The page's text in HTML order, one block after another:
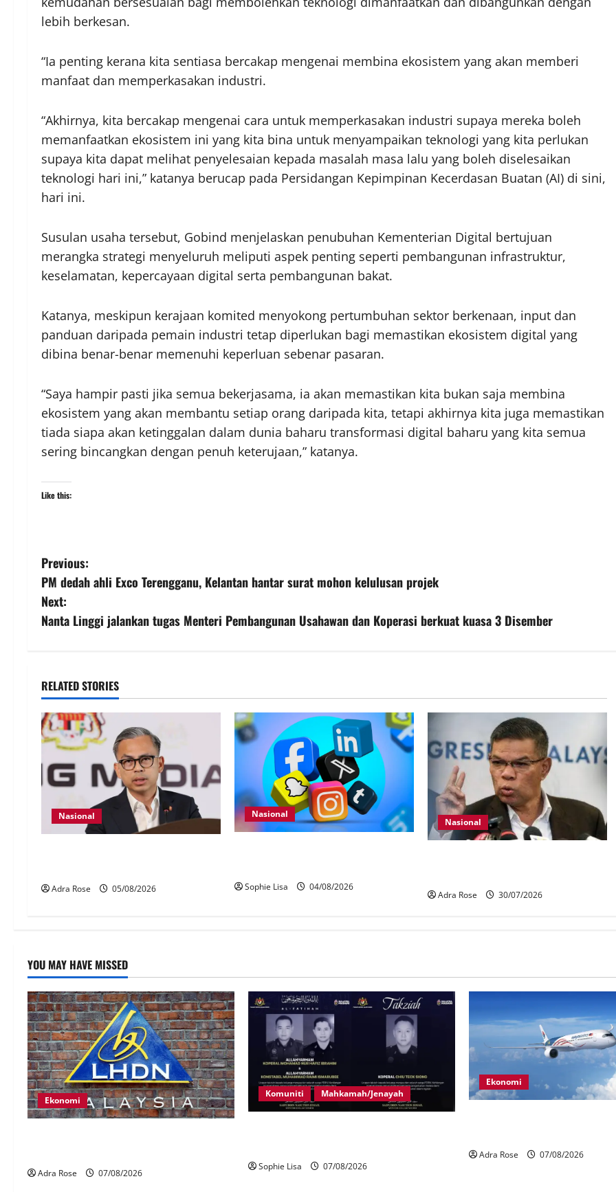
lebih berkesan.
“Ia penting kerana kita sentiasa bercakap mengenai membina ekosistem yang akan memberi
manfaat dan memperkasakan industri.
“Akhirnya, kita bercakap mengenai cara untuk memperkasakan industri supaya mereka boleh
memanfaatkan ekosistem ini yang kita bina untuk menyampaikan teknologi yang kita perlukan
supaya kita dapat melihat penyelesaian kepada masalah masa lalu yang boleh diselesaikan
teknologi hari ini,” katanya berucap pada Persidangan Kepimpinan Kecerdasan Buatan (AI) di sini,
hari ini.
Susulan usaha tersebut, Gobind menjelaskan penubuhan Kementerian Digital bertujuan
merangka strategi menyeluruh meliputi aspek penting seperti pembangunan infrastruktur,
keselamatan, kepercayaan digital serta pembangunan bakat.
Katanya, meskipun kerajaan komited menyokong pertumbuhan sektor berkenaan, input dan
panduan daripada pemain industri tetap diperlukan bagi memastikan ekosistem digital yang
dibina benar-benar memenuhi keperluan sebenar pasaran.
“Saya hampir pasti jika semua bekerjasama, ia akan memastikan kita bukan saja membina
ekosistem yang akan membantu setiap orang daripada kita, tetapi akhirnya kita juga memastikan
tiada siapa akan ketinggalan dalam dunia baharu transformasi digital baharu yang kita semua
sering bincangkan dengan penuh keterujaan,” katanya.
Like this:
Previous:
PM dedah ahli Exco Terengganu, Kelantan hantar surat mohon kelulusan projek
Next:
Nanta Linggi jalankan tugas Menteri Pembangunan Usahawan dan Koperasi berkuat kuasa 3 Disember
RELATED STORIES
Nasional
Adra Rose 05/08/2026
Nasional
Sophie Lisa 04/08/2026
Nasional
Adra Rose 30/07/2026
YOU MAY HAVE MISSED
Ekonomi
Adra Rose 07/08/2026
Komuniti Mahkamah/Jenayah
Sophie Lisa 07/08/2026
Ekonomi
Adra Rose 07/08/2026